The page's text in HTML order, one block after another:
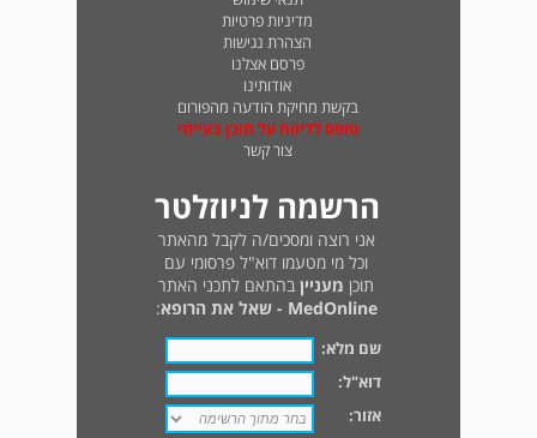
מדיניות פרטיות
הצהרת נגישות
פרסם אצלנו
אודותינו
בקשת מחיקת הודעה מהפורום
טופס לדיווח על תוכן בעייתי
צור קשר
הרשמה לניוזלטר
אני רוצה ומסכים/ה לקבל מהאתר
וכל מי מטעמו דוא"ל פרסומי עם
תוכן מעניין בהתאם לתכני האתר
MedOnline - שאל את הרופא
:
שם מלא:
דוא"ל:
אזור: